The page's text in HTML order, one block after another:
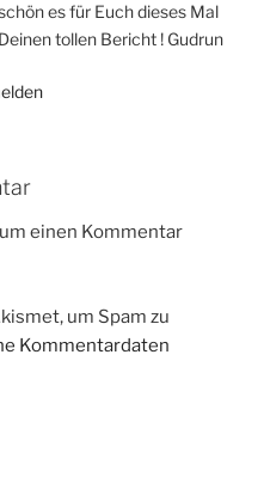
es für Euch dieses Mal
tollen Bericht ! Gudrun
einen Kommentar
um Spam zu
Kommentardaten